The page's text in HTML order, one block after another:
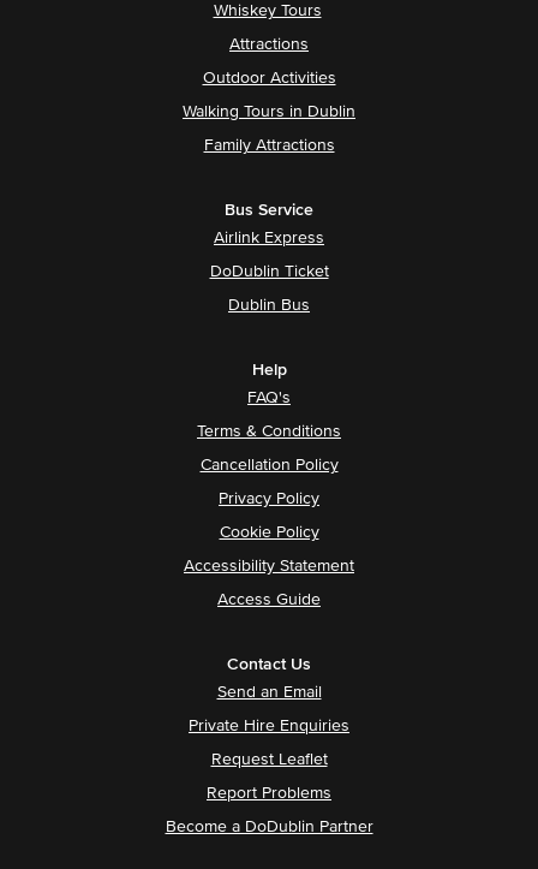
Whiskey Tours
Attractions
Outdoor Activities
Walking Tours in Dublin
Family Attractions
Bus Service
Airlink Express
DoDublin Ticket
Dublin Bus
Help
FAQ's
Terms & Conditions
Cancellation Policy
Privacy Policy
Cookie Policy
Accessibility Statement
Access Guide
Contact Us
Send an Email
Private Hire Enquiries
Request Leaflet
Report Problems
Become a DoDublin Partner